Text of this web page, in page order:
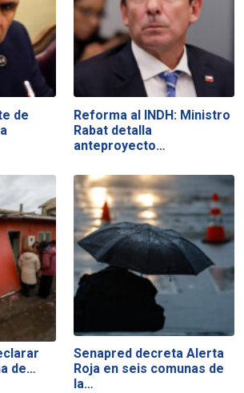
de
Reforma al INDH: Ministro
Rabat detalla
anteproyecto…
de…
Senapred decreta Alerta
Roja en seis comunas de
la…